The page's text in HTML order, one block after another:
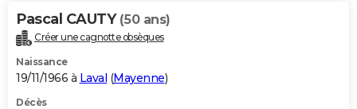
Pascal CAUTY (50 ans)
Créer une cagnotte obsèques
Naissance
19/11/1966 à Laval (Mayenne)
Décès